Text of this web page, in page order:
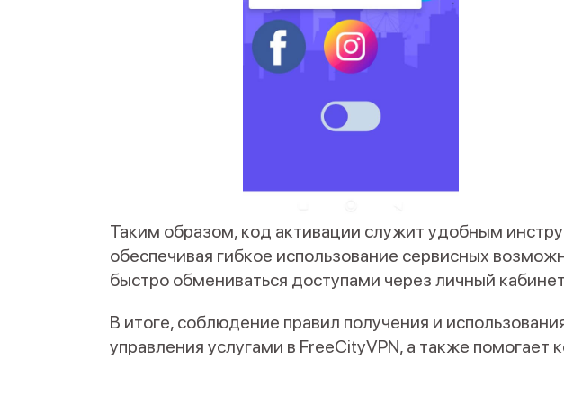
Таким образом, код активации служит удобным
обеспечивая гибкое использование сервисных
быстро обмениваться доступами через личный
В итоге, соблюдение правил получения и
управления услугами в FreeCityVPN, а также